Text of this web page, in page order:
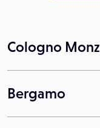
Cologno
Bergamo